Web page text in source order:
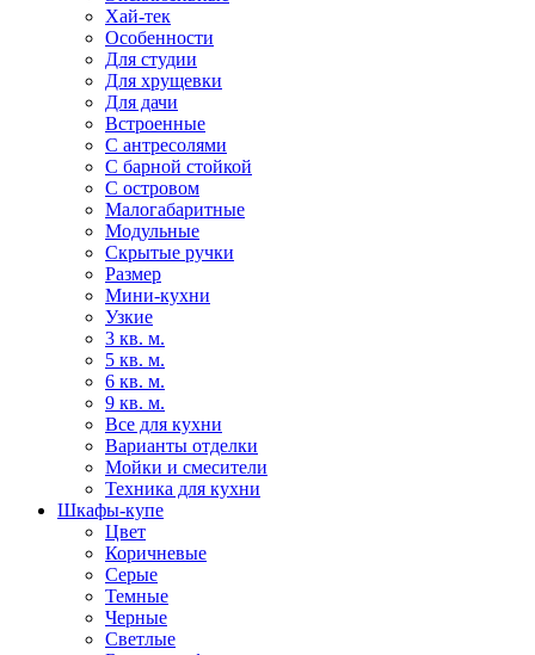
Хай-тек
Особенности
Для студии
Для хрущевки
Для дачи
Встроенные
С антресолями
С барной стойкой
С островом
Малогабаритные
Модульные
Скрытые ручки
Размер
Мини-кухни
Узкие
3 кв. м.
5 кв. м.
6 кв. м.
9 кв. м.
Все для кухни
Варианты отделки
Мойки и смесители
Техника для кухни
Шкафы-купе
Цвет
Коричневые
Серые
Темные
Черные
Светлые